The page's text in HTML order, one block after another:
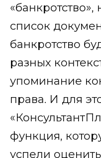
список
банкротство
разных
упоминание
права. И для
функция,
успели